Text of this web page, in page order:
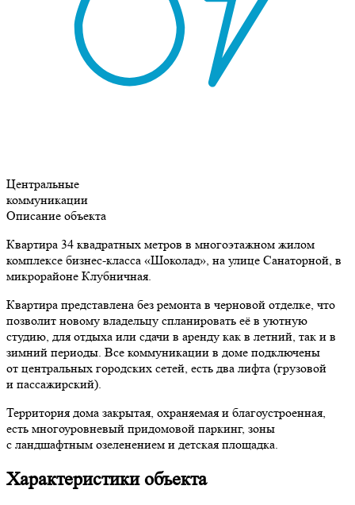
Центральные
коммуникации
Описание объекта
Квартира 34 квадратных метров в многоэтажном жилом
комплексе бизнес-класса «Шоколад», на улице Санаторной, в
микрорайоне Клубничная.
Квартира представлена без ремонта в черновой отделке, что
позволит новому владельцу спланировать её в уютную
студию, для отдыха или сдачи в аренду как в летний, так и в
зимний периоды. Все коммуникации в доме подключены
от центральных городских сетей, есть два лифта (грузовой
и пассажирский).
Территория дома закрытая, охраняемая и благоустроенная,
есть многоуровневый придомовой паркинг, зоны
с ландшафтным озеленением и детская площадка.
Характеристики объекта